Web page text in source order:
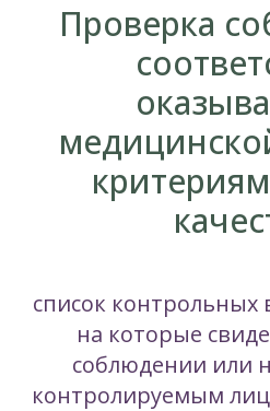
Проверка
список контрольных
на которые
соблюдении или
контролируемым